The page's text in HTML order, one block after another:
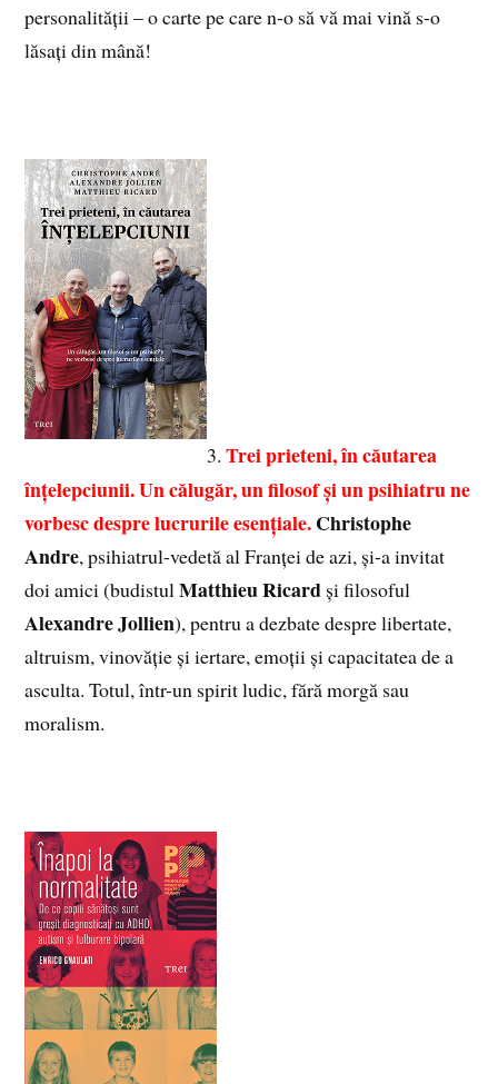
personalității – o carte pe care n-o să vă mai vină s-o
lăsați din mână!
3. Trei prieteni, în căutarea
înțelepciunii. Un călugăr, un filosof și un psihiatru ne
vorbesc despre lucrurile esențiale.Christophe
Andre, psihiatrul-vedetă al Franței de azi, și-a invitat
doi amici (budistulMatthieu Ricard și filosoful
Alexandre Jollien), pentru a dezbate despre libertate,
altruism, vinovăție și iertare, emoții și capacitatea de a
asculta. Totul, într-un spirit ludic, fără morgă sau
moralism.